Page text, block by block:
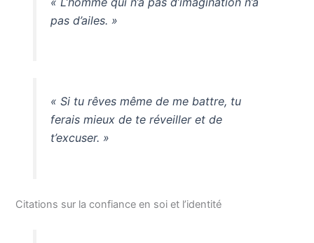
pas d’ailes. »
« Si tu rêves même de me battre, tu
ferais mieux de te réveiller et de
t’excuser. »
Citations sur la confiance en soi et l’identité